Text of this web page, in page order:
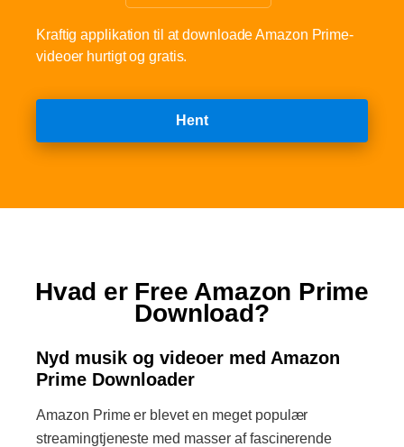
Kraftig applikation til at downloade Amazon Prime-
videoer hurtigt og gratis.
Hent
Hvad er Free Amazon Prime
Download?
Nyd musik og videoer med Amazon
Prime Downloader
Amazon Prime er blevet en meget populær
streamingtjeneste med masser af fascinerende